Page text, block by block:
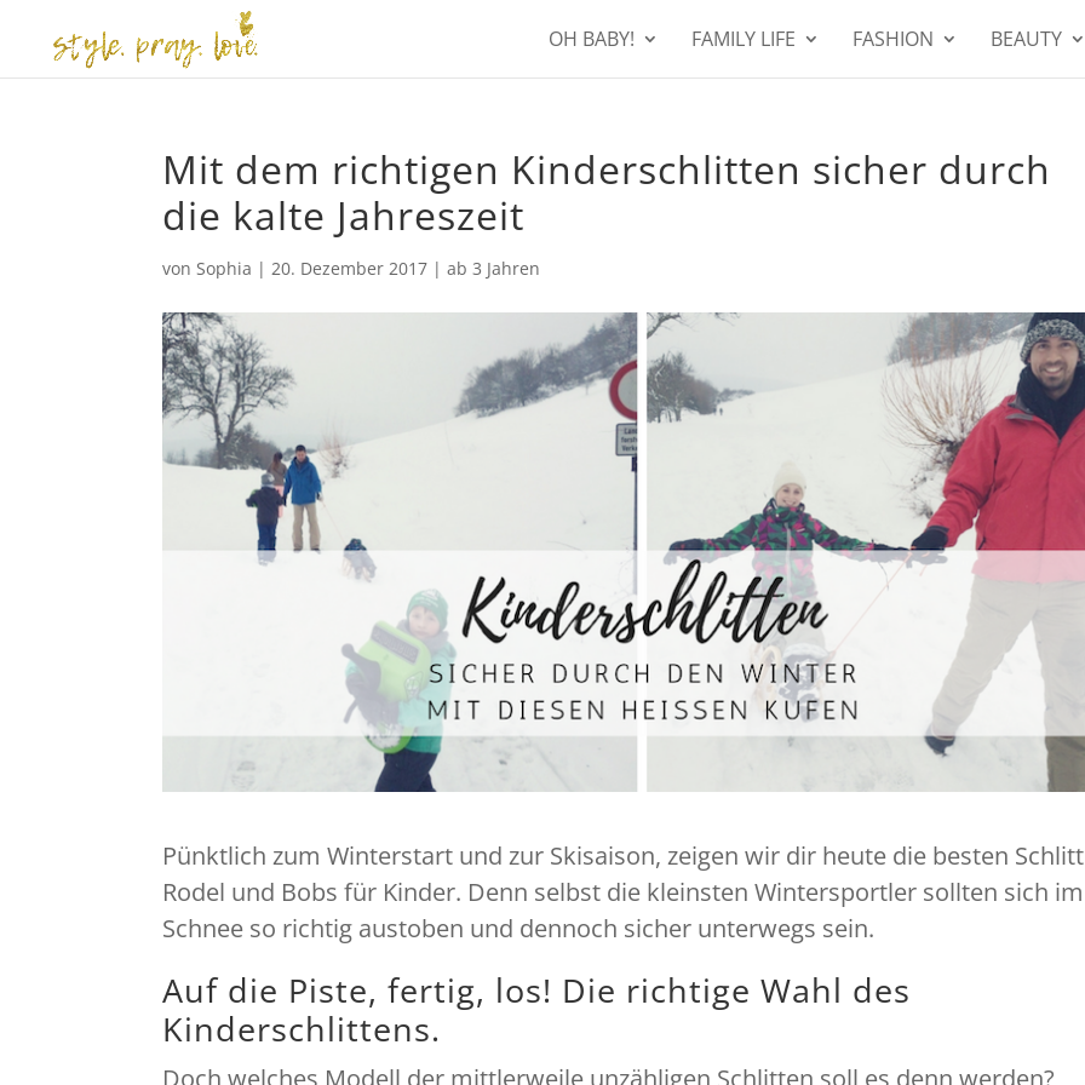
OH BABY! FAMILY LIFE FASHION BEAUTY
Mit dem richtigen Kinderschlitten sicher durch
die kalte Jahreszeit
vonSophia |20. Dezember 2017 |ab 3 Jahren
Pünktlich zum Winterstart und zur Skisaison, zeigen wir dir heute die besten
Rodel und Bobs für Kinder. Denn selbst die kleinsten Wintersportler sollten sich im
Schnee so richtig austoben und dennoch sicher unterwegs sein.
Auf die Piste, fertig, los! Die richtige Wahl des
Kinderschlittens.
Doch welches Modell der mittlerweile unzähligen Schlitten soll es denn werden?